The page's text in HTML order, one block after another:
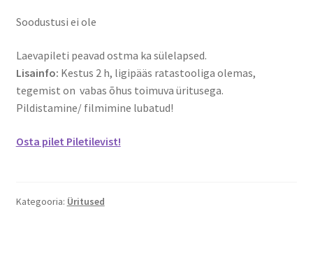
Soodustusi ei ole
Laevapileti peavad ostma ka sülelapsed.
Lisainfo: Kestus 2 h, ligipääs ratastooliga olemas,
tegemist on vabas õhus toimuva üritusega.
Pildistamine/ filmimine lubatud!
Osta pilet Piletilevist!
Kategooria: Üritused